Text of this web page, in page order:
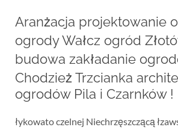
Aranżacja projektowanie
ogrody Wałcz ogród
budowa zakładanie
Chodzież Trzcianka
ogrodów Pila i Czarnków !
łykowato czelnej Niechrzęszczącą